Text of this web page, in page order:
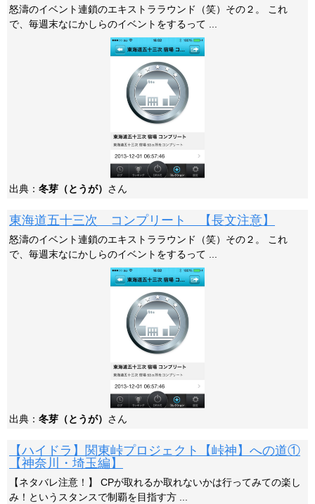
怒濤のイベント連鎖のエキストララウンド（笑）その２。 これ
で、毎週末なにかしらのイベントをするって ...
出典： 冬芽（とうが） さん
東海道五十三次 コンプリート 【長文注意】
怒濤のイベント連鎖のエキストララウンド（笑）その２。 これ
で、毎週末なにかしらのイベントをするって ...
出典： 冬芽（とうが） さん
【ハイドラ】関東峠プロジェクト【峠神】への道①
【神奈川・埼玉編】
【ネタバレ注意！】 CPが取れるか取れないかは行ってみての楽し
み！というスタンスで制覇を目指す方 ...